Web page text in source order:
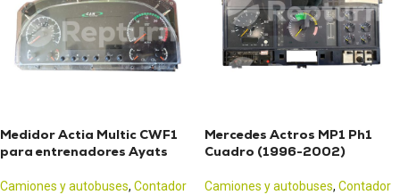
Medidor Actia Multic CWF1
para entrenadores Ayats
Camiones y autobuses, Contador
Mercedes Actros MP1 Ph1
Cuadro (1996-2002)
Camiones y autobuses, Contador